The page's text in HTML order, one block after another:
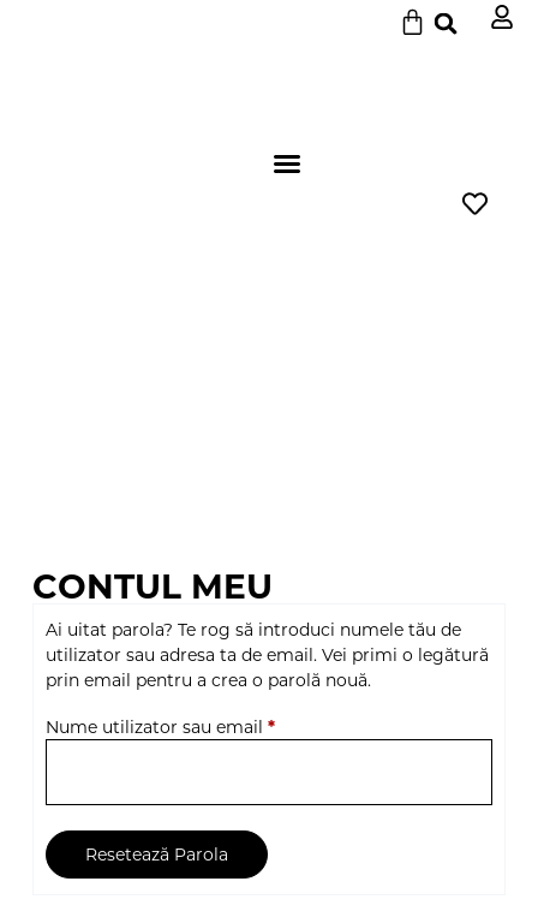
CONTUL MEU
Ai uitat parola? Te rog să introduci numele tău de
utilizator sau adresa ta de email. Vei primi o legătură
prin email pentru a crea o parolă nouă.
Nume utilizator sau email *
Resetează Parola